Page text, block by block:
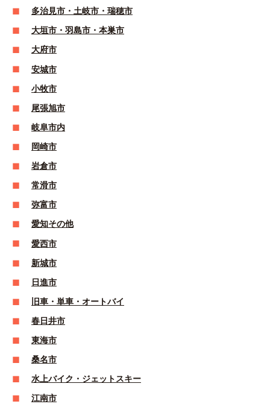
多治見市・土岐市・瑞穂市
大垣市・羽島市・本巣市
大府市
安城市
小牧市
尾張旭市
岐阜市内
岡崎市
岩倉市
常滑市
弥富市
愛知その他
愛西市
新城市
日進市
旧車・単車・オートバイ
春日井市
東海市
桑名市
水上バイク・ジェットスキー
江南市